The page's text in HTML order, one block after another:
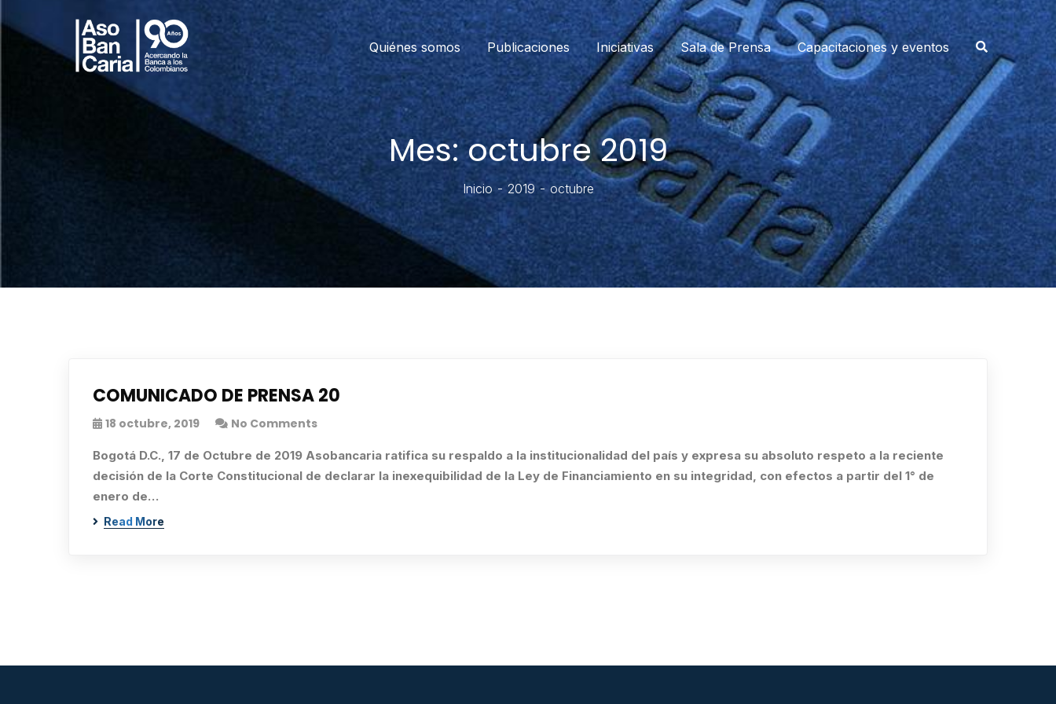
Quiénes somos Publicaciones Iniciativas Sala de Prensa Capacitaciones y eventos
Mes:octubre 2019
Inicio 2019 octubre
COMUNICADO DE PRENSA 20
18 octubre, 2019 No Comments
Bogotá D.C., 17 de Octubre de 2019 Asobancaria ratifica su respaldo a la institucionalidad del país y expresa su absoluto respeto a la reciente
decisión de la Corte Constitucional de declarar la inexequibilidad de la Ley de Financiamiento en su integridad, con efectos a partir del 1° de
enero de…
Read More